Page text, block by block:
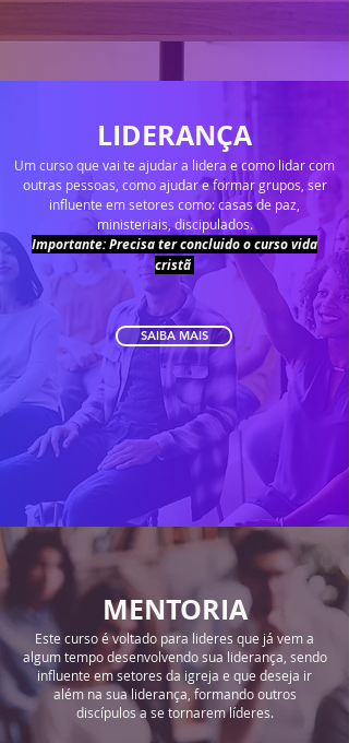
LIDERANÇA
Um curso que vai te ajudar a lidera e como lidar com
outras pessoas, como ajudar e formar grupos, ser
influente em setores como: casas de paz,
ministeriais, discipulados.
Importante: Precisa ter concluido o curso vida
cristã
SAIBA MAIS
MENTORIA
Este curso é voltado para lideres que já vem a
algum tempo desenvolvendo sua liderança, sendo
influente em setores da igreja e que deseja ir
além na sua liderança, formando outros
discípulos a se tornarem líderes.